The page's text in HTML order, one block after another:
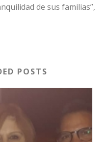
de sus familias”,
POSTS